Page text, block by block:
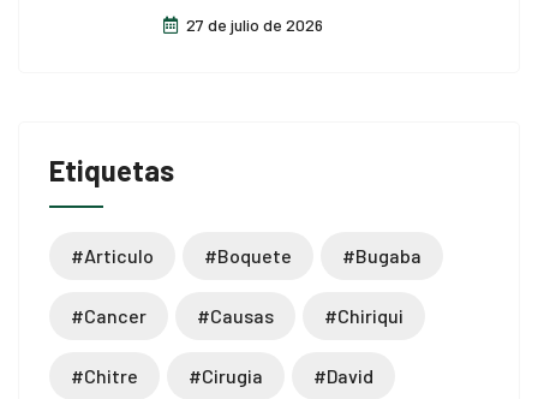
27 de julio de 2026
Etiquetas
#articulo #boquete #bugaba
#cancer #causas #chiriqui
#chitre #cirugia #david